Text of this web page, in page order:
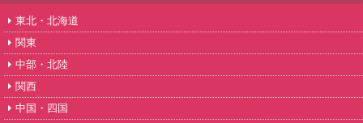
東北・北海道
関東
中部・北陸
関西
中国・四国